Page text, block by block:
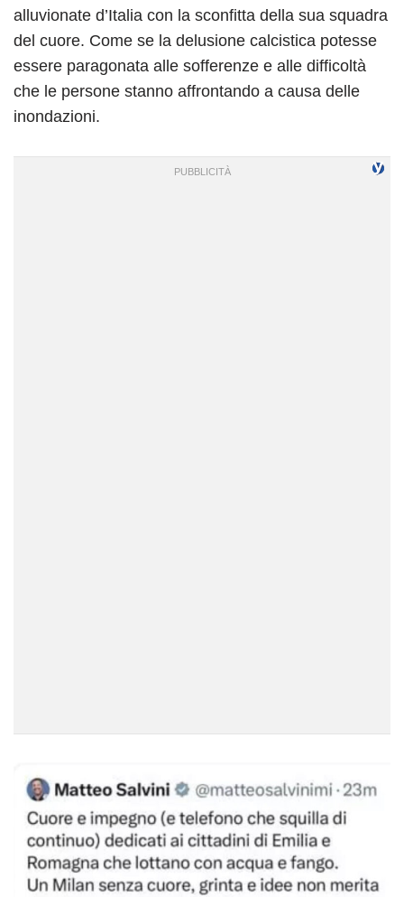
alluvionate d’Italia con la sconfitta della sua squadra
del cuore. Come se la delusione calcistica potesse
essere paragonata alle sofferenze e alle difficoltà
che le persone stanno affrontando a causa delle
inondazioni.